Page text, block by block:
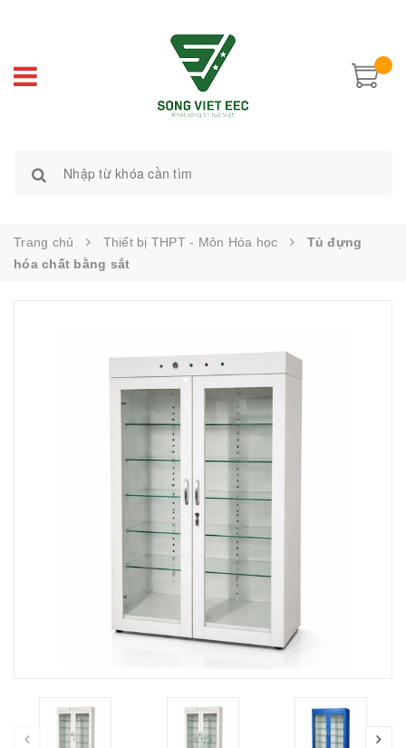
Trang chủ Thiết bị THPT - Môn Hóa học
Tủ đựng
hóa chất bằng sắt